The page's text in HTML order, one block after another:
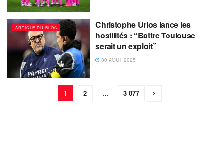
ARTICLE DU BLOG
Christophe Urios lance les
hostilités : “Battre Toulouse
serait un exploit”
30 AOÛT 2025
1 2 … 3 077